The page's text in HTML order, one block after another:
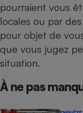
pourraient vous
locales ou par
pour objet de
que vous jugez
situation.
À ne pas